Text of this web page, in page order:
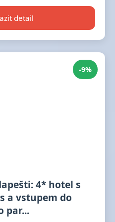
detail
-9%
4* hotel s
a vstupem do
par...